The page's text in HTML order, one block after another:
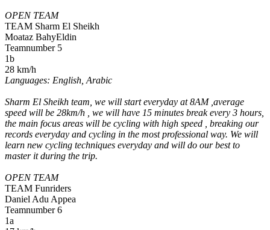
OPEN TEAM
TEAM Sharm El Sheikh
Moataz BahyEldin
Teamnumber 5
1b
28 km/h
Languages: English, Arabic
Sharm El Sheikh team, we will start everyday at 8AM ,average
speed will be 28km/h , we will have 15 minutes break every 3 hours,
the main focus areas will be cycling with high speed , breaking our
records everyday and cycling in the most professional way. We will
learn new cycling techniques everyday and will do our best to
master it during the trip.
OPEN TEAM
TEAM Funriders
Daniel Adu Appea
Teamnumber 6
1a